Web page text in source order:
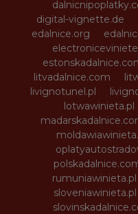
digital-vignette.de
edalnice.org
litvadalnice.com
livignotunel.pl
lotwawinieta.pl
rumuniawinieta.pl
sloveniawinieta.pl